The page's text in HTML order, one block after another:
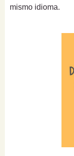
mismo idioma.